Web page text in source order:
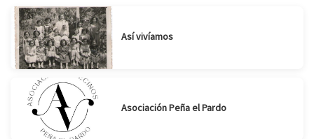
Así vivíamos
Asociación Peña el Pardo
Suscribirse